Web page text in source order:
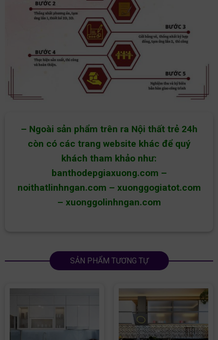
– Ngoài sản phẩm trên ra Nội thất trẻ 24h
còn có các trang website khác để quý
khách tham khảo như:
banthodepgiaxuong.com –
noithatlinhngan.com – xuonggogiatot.com
– xuonggolinhngan.com
SẢN PHẨM TƯƠNG TỰ